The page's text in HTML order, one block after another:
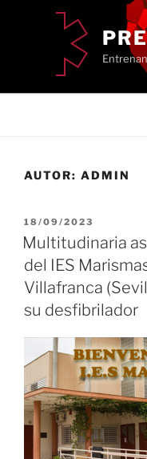
AUTOR: ADMIN
PUBLICADO
EL
18/09/2023
Multitudinaria
del IES
Villafranca
su desfibrilador